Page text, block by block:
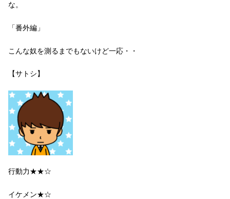
な。
「番外編」
こんな奴を測るまでもないけど一応・・
【サトシ】
行動力★★☆
イケメン★☆